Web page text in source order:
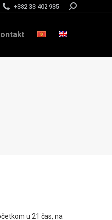
+382 33 402 935 Search:
u 21 čas, na